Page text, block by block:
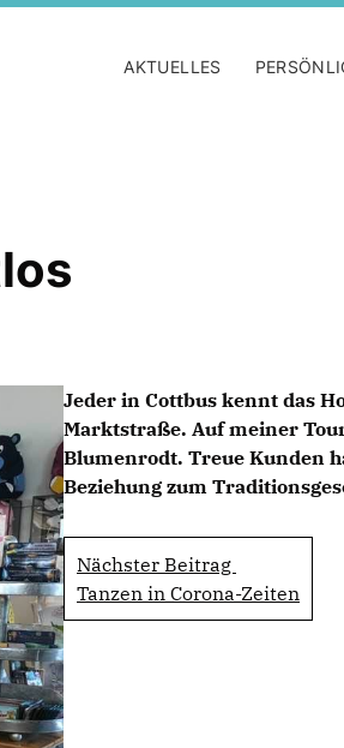
AKTUELLES
Jeder in Cottbus kennt das
Marktstraße. Auf meiner
Blumenrodt. Treue Kunden
Beziehung zum
Nächster Beitrag
Tanzen in Corona-Zeiten